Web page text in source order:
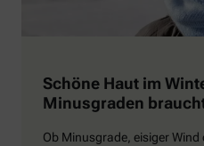
Schöne Haut im
Minusgraden
Ob Minusgrade, eisiger